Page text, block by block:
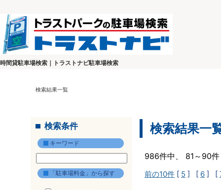
時間貸駐車場検索｜トラストナビ駐車場検索
検索結果一覧
検索条件
キーワード
「駐車場料金」から探す
検索結果一
986件中、 81～90
前の10件 [ 5 ] [ 6 ] [